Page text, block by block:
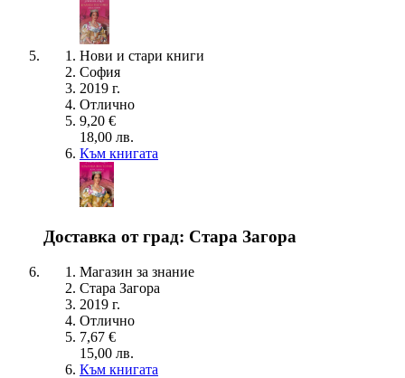
Нови и стари книги
София
2019 г.
Отлично
9,20 €
18,00 лв.
Към книгата
Доставка от град: Стара Загора
Магазин за знание
Стара Загора
2019 г.
Отлично
7,67 €
15,00 лв.
Към книгата